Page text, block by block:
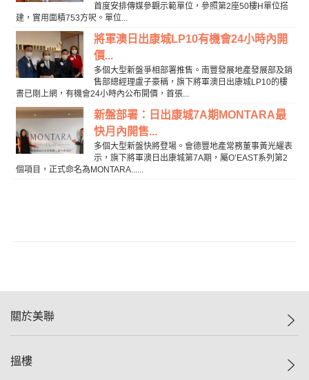
首度安排傳媒參觀示範單位，參照第2座50樓H單位搭
建，實用面積753方呎。單位...
將軍澳日出康城LP10有機會24小時內開
價...
多個大型新盤爭相部署推售。南豐發展地產發展部及銷
售部總經理盧子豪稱，旗下將軍澳日出康城LP10的樓
書已剛上網，有機會24小時內公布開價，首張...
新盤部署：日出康城7A期MONTARA最
快月內開售...
多個大型新盤快將登場。會德豐地產常務董事黃光耀表
示，旗下將軍澳日出康城第7A期，屬O’EAST系列第2
個項目，正式命名為MONTARA......
關於美聯
美聯集團
搵樓